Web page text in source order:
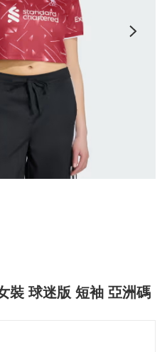
裝 球迷版 短袖 亞洲碼